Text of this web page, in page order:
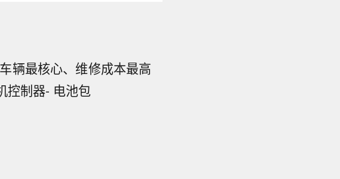
辆最核心、维修成本最高
控制器- 电池包